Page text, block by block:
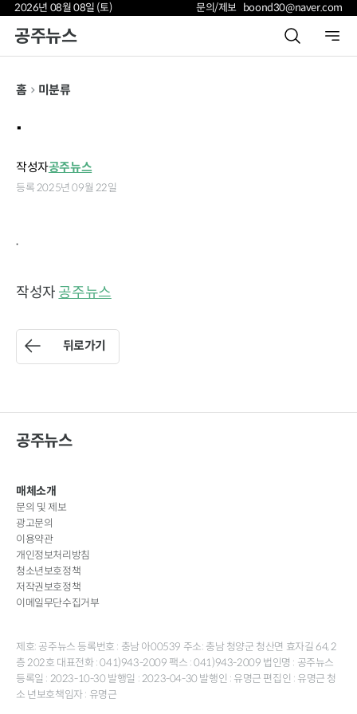
2026년 08월 08일 (토) 문의/제보 boond30@naver.com
공주뉴스
홈 미분류
.
작성자공주뉴스
등록 2025년 09월 22일
.
작성자 공주뉴스
뒤로가기
공주뉴스
매체소개
문의 및 제보
광고문의
이용약관
개인정보처리방침
청소년보호정책
저작권보호정책
이메일무단수집거부
제호: 공주뉴스 등록번호 : 충남 아00539 주소: 충남 청양군 청산면 효자길 64, 2
층 202호 대표전화 : 041)943-2009 팩스 : 041)943-2009 법인명 : 공주뉴스
등록일 : 2023-10-30 발행일 : 2023-04-30 발행인 : 유명근 편집인 : 유명근 청
소 년보호책임자 : 유명근